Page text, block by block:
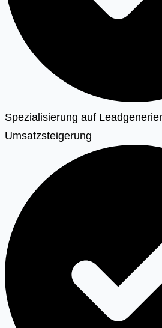
Spezialisierung auf
Umsatzsteigerung